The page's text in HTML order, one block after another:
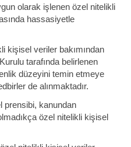
olarak işlenen özel nitelikli
hassasiyetle
veriler bakımından
tarafında belirlenen
düzeyini temin etmeye
de alınmaktadır.
kanundan
özel nitelikli kişisel